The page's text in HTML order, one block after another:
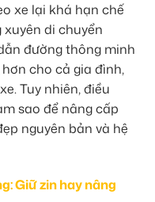
xe lại khá hạn chế
di chuyển
đường thông minh
cho cả gia đình,
Tuy nhiên, điều
sao để nâng cấp
nguyên bản và hệ
Giữ zin hay nâng